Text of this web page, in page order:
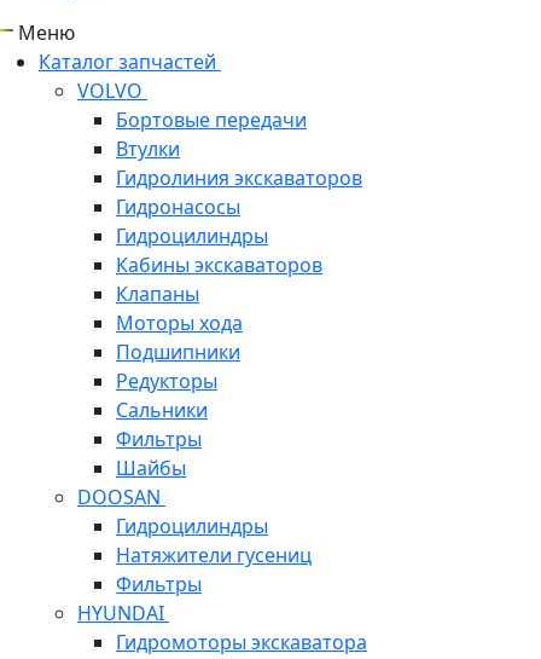
Меню
Каталог запчастей
VOLVO
Бортовые передачи
Втулки
Гидролиния экскаваторов
Гидронасосы
Гидроцилиндры
Кабины экскаваторов
Клапаны
Моторы хода
Подшипники
Редукторы
Сальники
Фильтры
Шайбы
DOOSAN
Гидроцилиндры
Натяжители гусениц
Фильтры
HYUNDAI
Гидромоторы экскаватора